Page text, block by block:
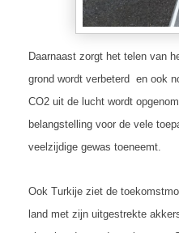
Daarnaast zorgt het telen van
grond wordt verbeterd en ook
CO2 uit de lucht wordt
belangstelling voor de vele
veelzijdige gewas toeneemt.
Ook Turkije ziet de
land met zijn uitgestrekte